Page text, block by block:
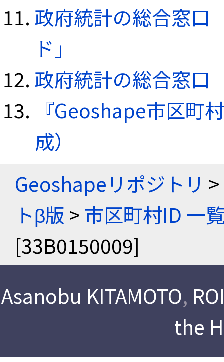
政府統計の総合窓口
ド」
政府統計の総合窓口
『Geoshape市区町
成）
Geoshapeリポジトリ >
トβ版 > 市区町村ID 一
[33B0150009]
Asanobu KITAMOTO,
the